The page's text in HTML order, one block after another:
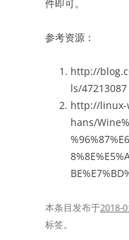
件即可。
参考资源：
http://
ls/47213087
http://linux-
hans/
本条目发布于2018-
标签。